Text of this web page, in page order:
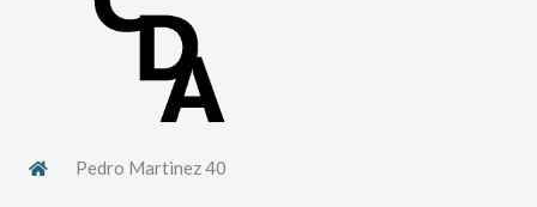
Pedro Martinez 40